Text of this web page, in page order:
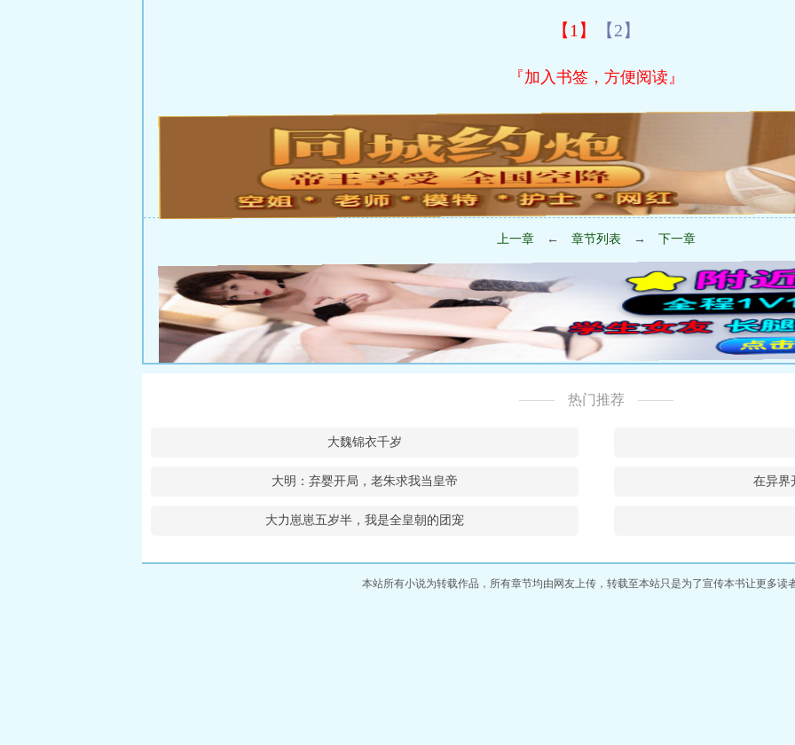
【1】 【2】
『加入书签，方便阅读』
上一章 ← 章节列表 → 下一章
热门推荐
大魏锦衣千岁
大明：弃婴开局，老朱求我当皇帝 在异界
大力崽崽五岁半，我是全皇朝的团宠
本站所有小说为转载作品，所有章节均由网友上传，转载至本站只是为了宣传本书让更多读